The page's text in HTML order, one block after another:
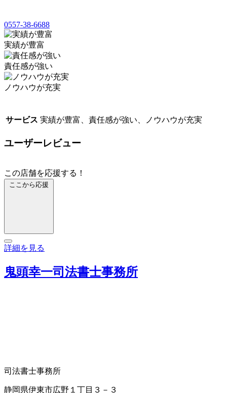
0557-38-6688
実績が豊富
責任感が強い
ノウハウが充実
サービス 実績が豊富、責任感が強い、ノウハウが充実
ユーザーレビュー
この店舗を応援する！
ここから応援
詳細を見る
鬼頭幸一司法書士事務所
司法書士事務所
静岡県伊東市広野１丁目３－３